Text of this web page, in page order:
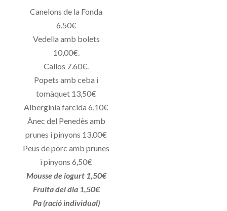
Canelons de la Fonda
6.50€
Vedella amb bolets
10,00€.
Callos 7.60€.
Popets amb ceba i
tomàquet 13,50€
Alberginia farcida 6,10€
Ànec del Penedès amb
prunes i pinyons 13,00€
Peus de porc amb prunes
i pinyons 6,50€
Mousse de iogurt 1,50€
Fruita del dia 1,50€
Pa (ració individual)